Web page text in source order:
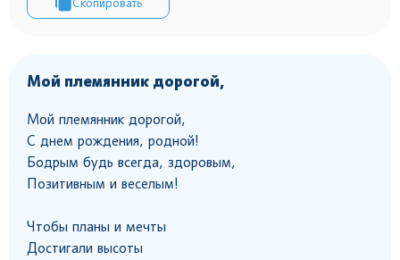
Мой племянник дорогой,
Мой племянник дорогой,
С днем рождения, родной!
Бодрым будь всегда, здоровым,
Позитивным и веселым!
Чтобы планы и мечты
Достигали высоты